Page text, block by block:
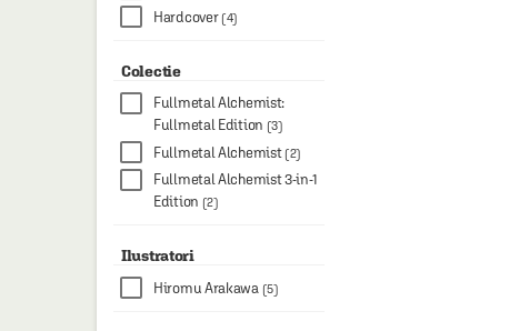
Hardcover (4)
Colectie
Fullmetal Alchemist:
Fullmetal Edition (3)
Fullmetal Alchemist (2)
Fullmetal Alchemist 3-in-1
Edition (2)
Ilustratori
Hiromu Arakawa (5)